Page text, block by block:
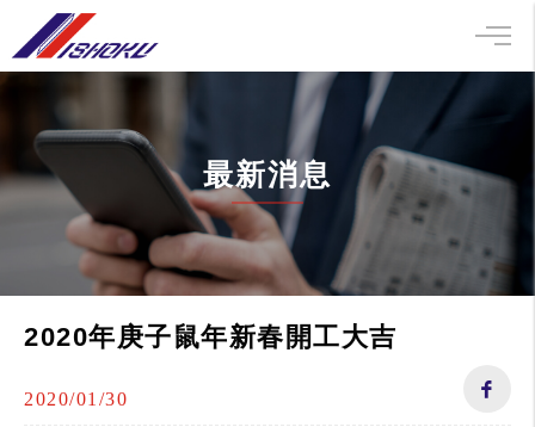
最新消息
2020年庚子鼠年新春開工大吉
2020/01/30